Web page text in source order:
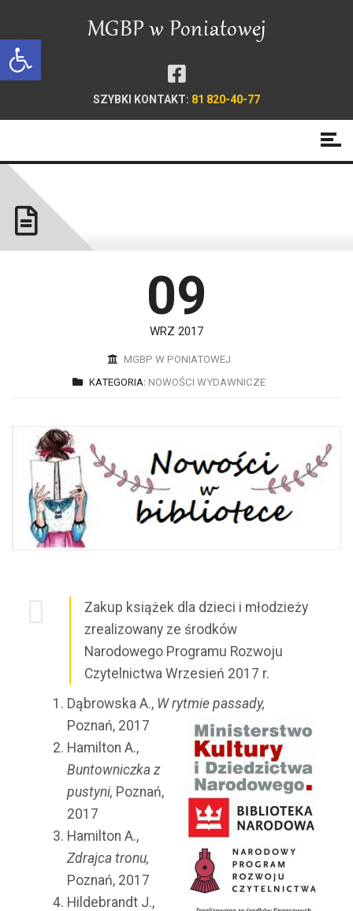
Open toolbar
SZYBKI KONTAKT: 81 820-40-77
Oddział dla dzieci
09
WRZ 2017
MGBP W PONIATOWEJ
KATEGORIA: NOWOŚCI WYDAWNICZE
Zakup książek dla dzieci i młodzieży
zrealizowany ze środków
Narodowego Programu Rozwoju
Czytelnictwa Wrzesień 2017 r.
Dąbrowska A., W rytmie passady,
Poznań, 2017
Hamilton A.,
Buntowniczka z
pustyni, Poznań,
2017
Hamilton A.,
Zdrajca tronu,
Poznań, 2017
Hildebrandt J.,